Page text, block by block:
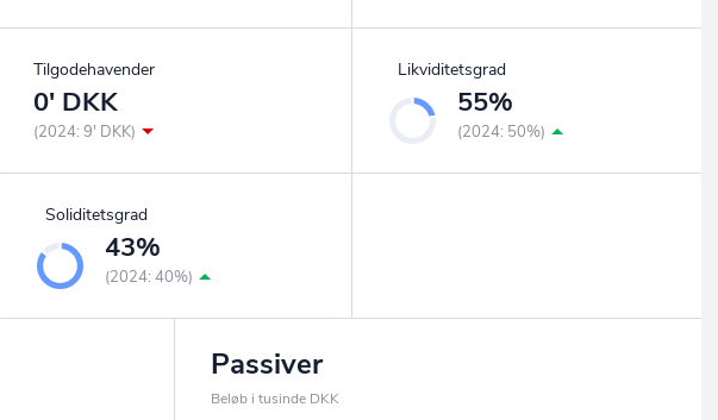
Tilgodehavender
0' DKK
(2024: 9' DKK)
Likviditetsgrad
55%
(2024: 50%)
Soliditetsgrad
43%
(2024: 40%)
Passiver
Beløb i tusinde DKK